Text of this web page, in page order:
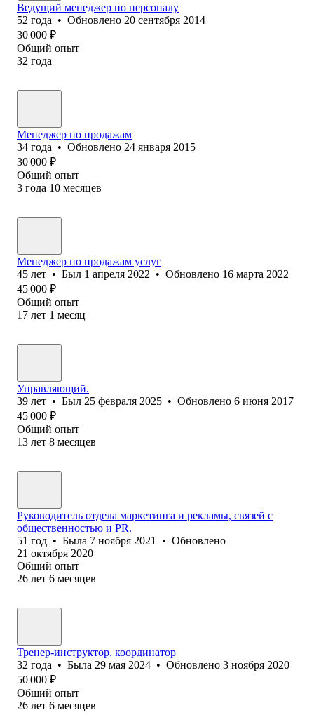
Ведущий менеджер по персоналу
52 года • Обновлено 20 сентября 2014
30 000 ₽
Общий опыт
32 года
Менеджер по продажам
34 года • Обновлено 24 января 2015
30 000 ₽
Общий опыт
3 года 10 месяцев
Менеджер по продажам услуг
45 лет • Был 1 апреля 2022 • Обновлено 16 марта 2022
45 000 ₽
Общий опыт
17 лет 1 месяц
Управляющий.
39 лет • Был 25 февраля 2025 • Обновлено 6 июня 2017
45 000 ₽
Общий опыт
13 лет 8 месяцев
Руководитель отдела маркетинга и рекламы, связей с
общественностью и PR.
51 год • Была 7 ноября 2021 • Обновлено
21 октября 2020
Общий опыт
26 лет 6 месяцев
Тренер-инструктор, координатор
32 года • Была 29 мая 2024 • Обновлено 3 ноября 2020
50 000 ₽
Общий опыт
26 лет 6 месяцев